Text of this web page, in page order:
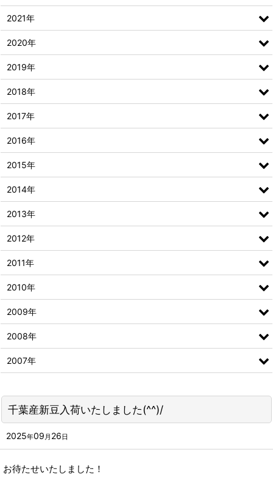
千葉産新豆入荷いたしました(^^)/
2025年09 月 26 日
お待たせいたしました！
2021年
2020年
2019年
2018年
2017年
2016年
2015年
2014年
2013年
2012年
2011年
2010年
2009年
2008年
2007年